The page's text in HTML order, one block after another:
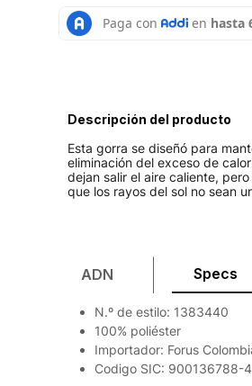
Descripción del producto
Esta gorra se diseñó para
eliminación del exceso de
dejan salir el aire caliente,
que los rayos del sol no sean
ADN Specs
N.º de estilo: 1383440
100% poliéster
Importador: Forus
Codigo SIC: 900136788-